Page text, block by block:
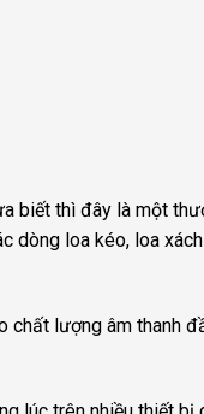
biết thì đây là một
dòng loa kéo, loa
chất lượng âm thanh